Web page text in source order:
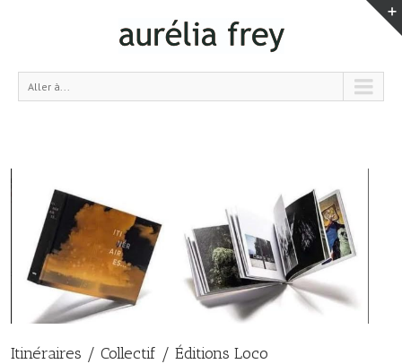
Aller à...
Itinéraires / Collectif / Éditions Loco